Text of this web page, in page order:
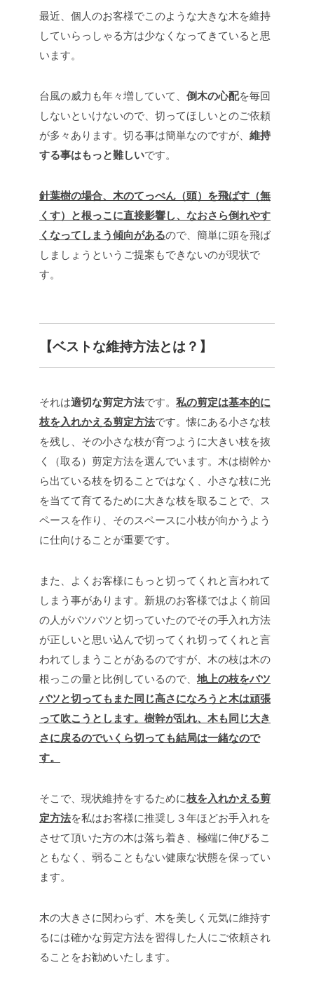
最近、個人のお客様でこのような大きな木を維持
していらっしゃる方は少なくなってきていると思
います。
台風の威力も年々増していて、 倒木の心配を毎回
しないといけないので、切ってほしいとのご依頼
が多々あります。切る事は簡単なのですが、 維持
する事はもっと難しいです。
針葉樹の場合、木のてっぺん（頭）を飛ばす（無
くす）と根っこに直接影響し、なおさら倒れやす
くなってしまう傾向があるので、簡単に頭を飛ば
しましょうというご提案もできないのが現状で
す。
【ベストな維持方法とは？】
それは適切な剪定方法です。 私の剪定は基本的に
枝を入れかえる剪定方法です。懐にある小さな枝
を残し、その小さな枝が育つように大きい枝を抜
く（取る）剪定方法を選んでいます。木は樹幹か
ら出ている枝を切ることではなく、小さな枝に光
を当てて育てるために大きな枝を取ることで、ス
ペースを作り、そのスペースに小枝が向かうよう
に仕向けることが重要です。
また、よくお客様にもっと切ってくれと言われて
しまう事があります。新規のお客様ではよく前回
の人がバツバツと切っていたのでその手入れ方法
が正しいと思い込んで切ってくれ切ってくれと言
われてしまうことがあるのですが、木の枝は木の
根っこの量と比例しているので、 地上の枝をバツ
バツと切ってもまた同じ高さになろうと木は頑張
って吹こうとします。樹幹が乱れ、木も同じ大き
さに戻るのでいくら切っても結局は一緒なので
す。
そこで、現状維持をするために枝を入れかえる剪
定方法を私はお客様に推奨し３年ほどお手入れを
させて頂いた方の木は落ち着き、極端に伸びるこ
ともなく、弱ることもない健康な状態を保ってい
ます。
木の大きさに関わらず、木を美しく元気に維持す
るには確かな剪定方法を習得した人にご依頼され
ることをお勧めいたします。